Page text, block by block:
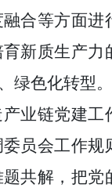
合等方面进
新质生产力
绿色化转型。
业链党建工
员会工作规
共解，把党